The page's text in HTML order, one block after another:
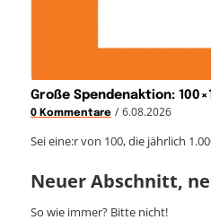
Große Spendenaktion:
0 Kommentare / 6.08.2026
Sei eine:r von 100, die jährlich
Neuer Abschnitt,
So wie immer? Bitte nicht!